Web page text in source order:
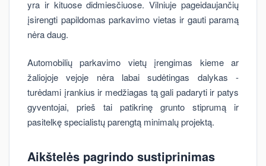
yra ir kituose didmiesčiuose. Vilniuje pageidaujančių
įsirengti papildomas parkavimo vietas ir gauti paramą
nėra daug.
Automobilių parkavimo vietų įrengimas kieme ar
žaliojoje vejoje nėra labai sudėtingas dalykas -
turėdami įrankius ir medžiagas tą gali padaryti ir patys
gyventojai, prieš tai patikrinę grunto stiprumą ir
pasitelkę specialistų parengtą minimalų projektą.
Aikštelės pagrindo sustiprinimas